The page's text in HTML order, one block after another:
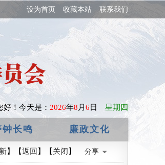
设为首页 收藏本站 联系我们
好！ 今天是： 2026年8 月 6 日 星期四
钟长鸣 廉政文化
】【返回 】【关闭 】 分享